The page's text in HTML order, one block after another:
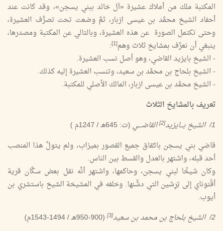
المكتبة ملك من أملاك عشيرة «آل خالد ببني يسجن»، وقد كانت عند
أحفاد الشيخ محمَّد بن عيسى ازبار، ثمَّ وضعت تحت تصرُّف العشيرة،
وحتى تكتمل الصورة عن هذه العشيرة، وبالتالي عن المكتبة ومصدرها،
ينبغي أن نعرِّف بمشايخ ثلاث وهم[1]
:
- الشيخ بايزيد القاضي، وهو أصل نسب العشيرة.
- الشيخ بلحاج بن محمَّد بن سعيد، وتنسب العشيرة إليه كذلك.
- الشيخ محمَّد بن عيسى ازبار، المالك الأصلي للمكتبة.
تعريف بالمشايخ الثلاث
1/ الشيخ بـــايزيد
[2] القاضــــي(ت: 645هـ / 1247م )
قاضي بني يسجن باتـِّفاق جميع القصور بميزاب، ولم يتولَّ هذا المنصب
أحد قبله، واشتهر بالعدل والقسط بين الناس.
وكان شيخًا لبني يسجن، وحاكمها، واشتهر أنَّه نقل بعض سكَّان قرية
أقْنوناي إلى تِرِشين التي دشَّنها. وخلفه في المشيخة الشيخ باستشري بن
أيوب.
2/ الشيخ بلحاج بن محمد بن سعيد
[3]
(900-950هـ / 1494-1543م)